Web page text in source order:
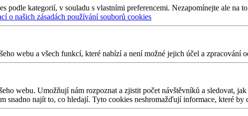
podle kategorií, v souladu s vlastními preferencemi. Nezapomínejte ale
o našich zásadách používání souborů cookies
webu a všech funkcí, které nabízí a není možné jejich účel a zpracování
webu. Umožňují nám rozpoznat a zjistit počet návštěvníků a sledovat,
snadno najít to, co hledají. Tyto cookies neshromažďují informace, které by